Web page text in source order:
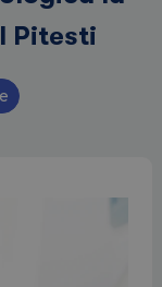
Pitesti